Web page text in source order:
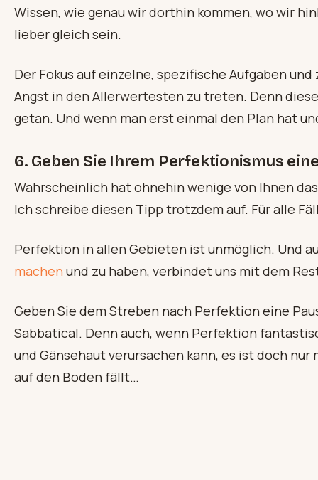
Wissen, wie genau wir dorthin kommen, wo wir
lieber gleich sein.
Der Fokus auf einzelne, spezifische Aufgaben
Angst in den Allerwertesten zu treten. Denn
getan. Und wenn man erst einmal den Plan hat
6. Geben Sie Ihrem Perfektionismus
Wahrscheinlich hat ohnehin wenige von Ihnen
Ich schreibe diesen Tipp trotzdem auf. Für alle
Perfektion in allen Gebieten ist unmöglich. Und
machen und zu haben, verbindet uns mit dem
Geben Sie dem Streben nach Perfektion eine
Sabbatical. Denn auch, wenn Perfektion
und Gänsehaut verursachen kann, es ist doch
auf den Boden fällt…